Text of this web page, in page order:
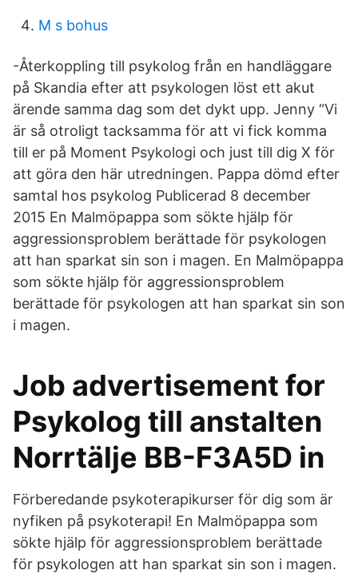
M s bohus
-Återkoppling till psykolog från en handläggare
på Skandia efter att psykologen löst ett akut
ärende samma dag som det dykt upp. Jenny “Vi
är så otroligt tacksamma för att vi fick komma
till er på Moment Psykologi och just till dig X för
att göra den här utredningen. Pappa dömd efter
samtal hos psykolog Publicerad 8 december
2015 En Malmöpappa som sökte hjälp för
aggressionsproblem berättade för psykologen
att han sparkat sin son i magen. En Malmöpappa
som sökte hjälp för aggressionsproblem
berättade för psykologen att han sparkat sin son
i magen.
Job advertisement for
Psykolog till anstalten
Norrtälje BB-F3A5D in
Förberedande psykoterapikurser för dig som är
nyfiken på psykoterapi! En Malmöpappa som
sökte hjälp för aggressionsproblem berättade
för psykologen att han sparkat sin son i magen.